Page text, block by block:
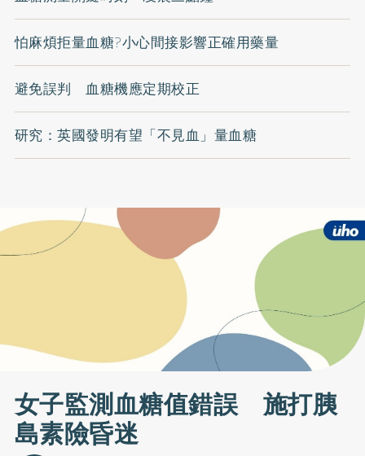
怕麻煩拒量血糖?小心間接影響正確用藥量
避免誤判 血糖機應定期校正
研究：英國發明有望「不見血」量血糖
女子監測血糖值錯誤 施打胰
島素險昏迷